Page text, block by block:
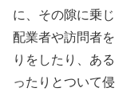
に、その隙に乗
配業者や訪問者
りをしたり、あ
ったりとついて